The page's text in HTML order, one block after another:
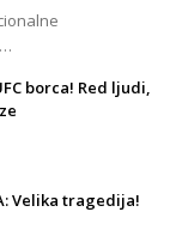
borca! Red ljudi,
Velika tragedija!